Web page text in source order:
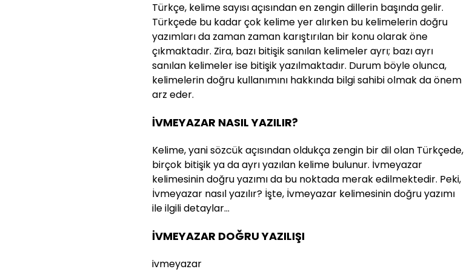
Türkçe, kelime sayısı açısından en zengin dillerin başında gelir.
Türkçede bu kadar çok kelime yer alırken bu kelimelerin doğru
yazımları da zaman zaman karıştırılan bir konu olarak öne
çıkmaktadır. Zira, bazı bitişik sanılan kelimeler ayrı; bazı ayrı
sanılan kelimeler ise bitişik yazılmaktadır. Durum böyle olunca,
kelimelerin doğru kullanımını hakkında bilgi sahibi olmak da önem
arz eder.
İVMEYAZAR NASIL YAZILIR?
Kelime, yani sözcük açısından oldukça zengin bir dil olan Türkçede,
birçok bitişik ya da ayrı yazılan kelime bulunur. İvmeyazar
kelimesinin doğru yazımı da bu noktada merak edilmektedir. Peki,
İvmeyazar nasıl yazılır? İşte, İvmeyazar kelimesinin doğru yazımı
ile ilgili detaylar…
İVMEYAZAR DOĞRU YAZILIŞI
ivmeyazar